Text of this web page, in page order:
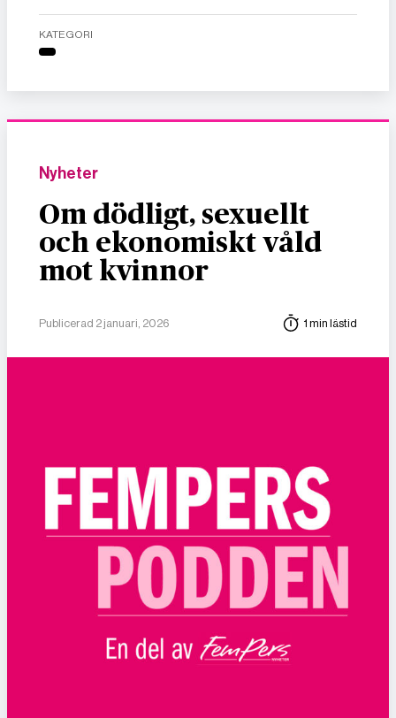
KATEGORI
Nyheter
Om dödligt, sexuellt
och ekonomiskt våld
mot kvinnor
Publicerad 2 januari, 2026 1 min lästid